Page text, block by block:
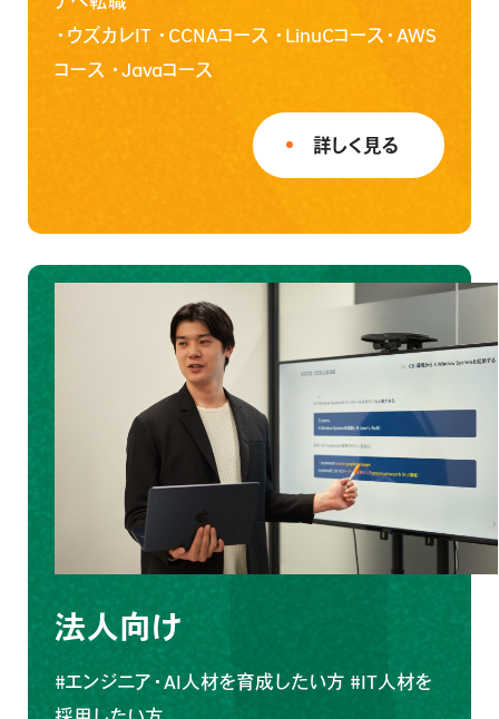
詳しく見る
・ ウズカレIT ・ CCNAコース ・ LinuCコース ・AWS
コース ・Javaコース
法人向け
#エンジニア・AI人材を育成したい方 #IT人材を